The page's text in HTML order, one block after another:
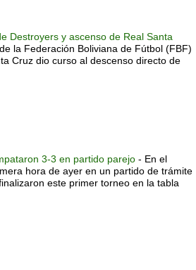
Destroyers y ascenso de Real Santa
la Federación Boliviana de Fútbol (FBF)
Cruz dio curso al descenso directo de
3-3 en partido parejo - En el
hora de ayer en un partido de trámite
este primer torneo en la tabla